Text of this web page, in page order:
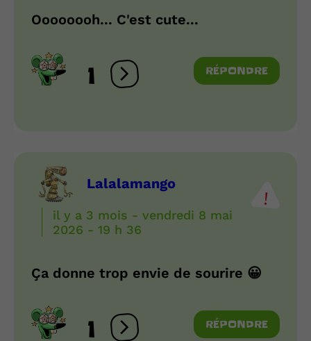
Oooooooh... C'est cute...
1 Ouvrir les réactions
RÉPONDRE
Lalalamango
il y a 3 mois - vendredi 8 mai
2026 - 19 h 36
Ça donne trop envie de sourire 😀
1 Ouvrir les réactions
RÉPONDRE